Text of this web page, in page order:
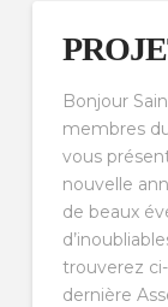
Bonjour
membres
vous
nouvelle
de beaux
trouverez
dernière